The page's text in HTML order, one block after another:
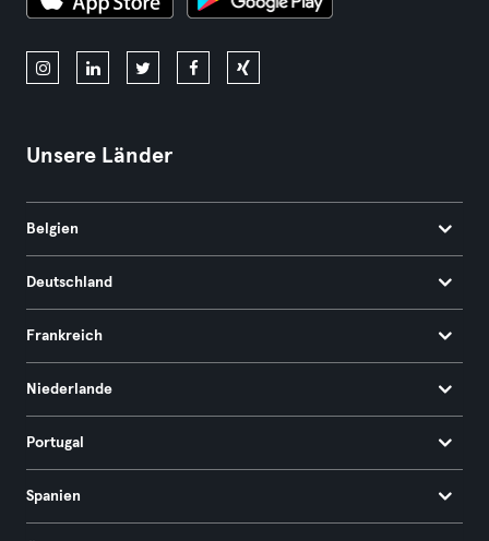
Unsere Länder
Belgien
Deutschland
Frankreich
Niederlande
Portugal
Spanien